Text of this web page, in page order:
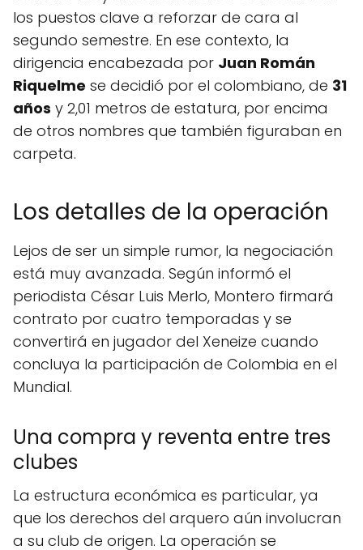
los puestos clave a reforzar de cara al
segundo semestre. En ese contexto, la
dirigencia encabezada por Juan Román
Riquelme se decidió por el colombiano, de 31
años y 2,01 metros de estatura, por encima
de otros nombres que también figuraban en
carpeta.
Los detalles de la operación
Lejos de ser un simple rumor, la negociación
está muy avanzada. Según informó el
periodista César Luis Merlo, Montero firmará
contrato por cuatro temporadas y se
convertirá en jugador del Xeneize cuando
concluya la participación de Colombia en el
Mundial.
Una compra y reventa entre tres
clubes
La estructura económica es particular, ya
que los derechos del arquero aún involucran
a su club de origen. La operación se